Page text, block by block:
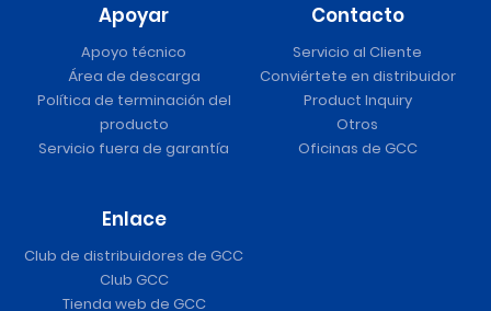
Apoyar
Apoyo técnico
Área de descarga
Política de terminación del
producto
Servicio fuera de garantía
Contacto
Servicio al Cliente
Conviértete en distribuidor
Product Inquiry
Otros
Oficinas de GCC
Enlace
Club de distribuidores de GCC
Club GCC
Tienda web de GCC